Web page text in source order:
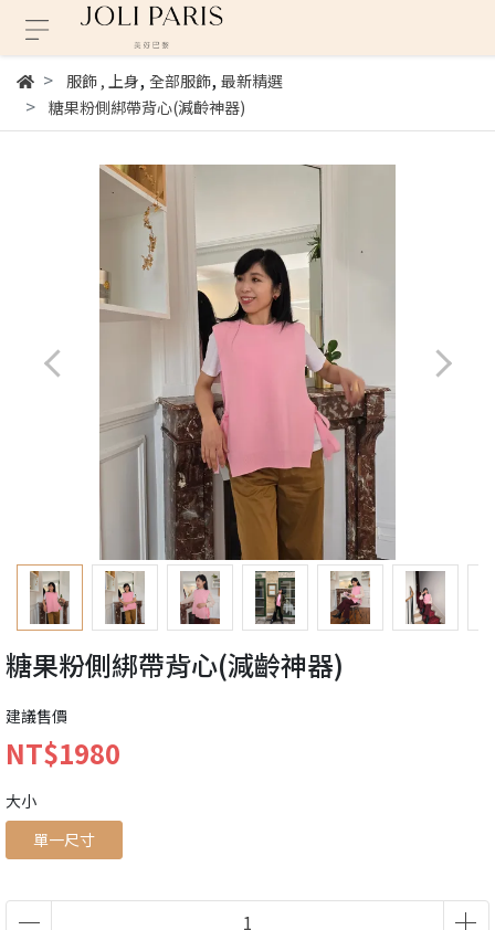
服飾, 上身, 全部服飾, 最新精選
糖果粉側綁帶背心(減齡神器)
糖果粉側綁帶背心(減齡神器)
建議售價
NT$1980
大小
單一尺寸